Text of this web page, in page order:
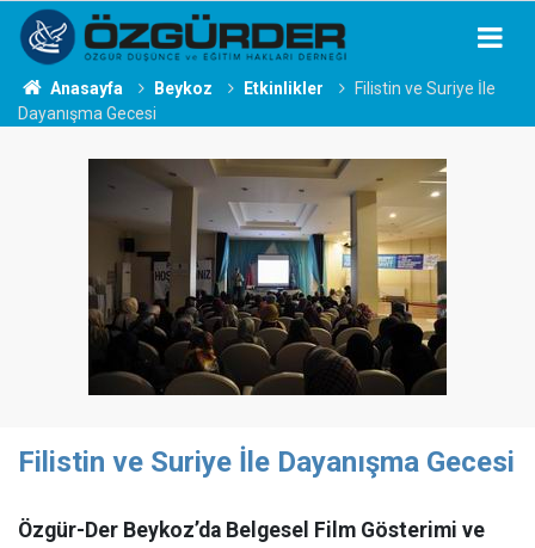
Anasayfa Beykoz Etkinlikler
Filistin ve Suriye İle
Dayanışma Gecesi
Filistin ve Suriye İle Dayanışma Gecesi
Özgür-Der Beykoz’da Belgesel Film Gösterimi ve